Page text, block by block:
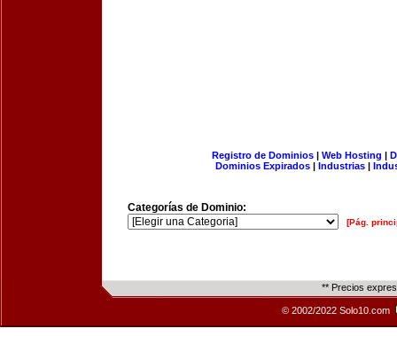
Registro de Dominios| Web Hosting |
Dominios Expirados | Industrias |
Categorías de Dominio:
[Pág.
** Precios
© 2002/2022 Solo10.com